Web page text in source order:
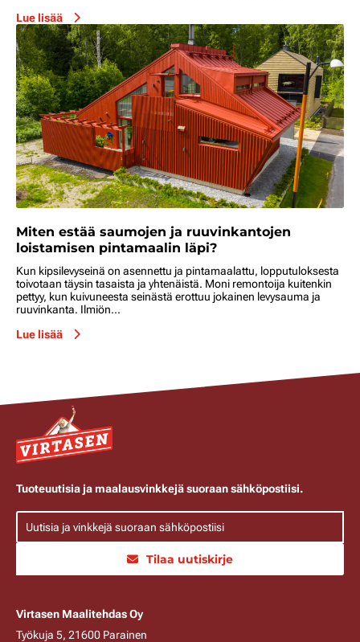
Lue lisää
Miten estää saumojen ja ruuvinkantojen
loistamisen pintamaalin läpi?
Kun kipsilevyseinä on asennettu ja pintamaalattu, lopputuloksesta
toivotaan täysin tasaista ja yhtenäistä. Moni remontoija kuitenkin
pettyy, kun kuivuneesta seinästä erottuu jokainen levysauma ja
ruuvinkanta. Ilmiön...
Lue lisää
Tuoteuutisia ja maalausvinkkejä suoraan sähköpostiisi.
Tilaa uutiskirje
Virtasen Maalitehdas Oy
Työkuja 5, 21600 Parainen